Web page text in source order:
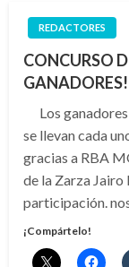
REDACTORES
CONCURSO
GANADORES!
Los ganadores
se llevan cada
gracias a RBA
de la Zarza
participación.
¡Compártelo!